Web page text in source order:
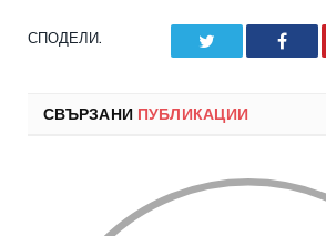
СПОДЕЛИ.
СВЪРЗАНИ ПУБЛИКАЦИИ